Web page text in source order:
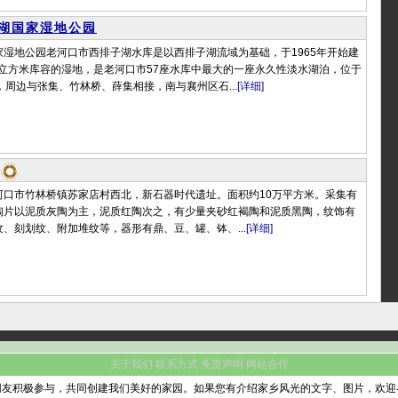
国家湿地公园
地公园老河口市西排子湖水库是以西排子湖流域为基础，于1965年开始建
方米库容的湿地，是老河口市57座水库中最大的一座永久性淡水湖泊，位于
周边与张集、竹林桥、薛集相接，南与襄州区石...[详细]
市竹林桥镇苏家店村西北，新石器时代遗址。面积约10万平方米。采集有
以泥质灰陶为主，泥质红陶次之，有少量夹砂红褐陶和泥质黑陶，纹饰有
刻划纹、附加堆纹等，器形有鼎、豆、罐、钵、...[详细]
关于我们 联系方式 免责声明 网站合作
积极参与，共同创建我们美好的家园。如果您有介绍家乡风光的文字、图片，欢